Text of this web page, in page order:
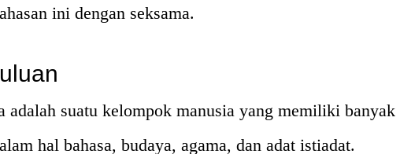
ini dengan seksama.
adalah suatu kelompok manusia yang memiliki banyak
hal bahasa, budaya, agama, dan adat istiadat.